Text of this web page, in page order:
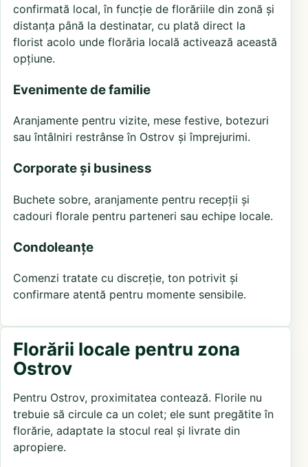
confirmată local, în funcție de florăriile din zonă și
distanța până la destinatar, cu plată direct la
florist acolo unde florăria locală activează această
opțiune.
Evenimente de familie
Aranjamente pentru vizite, mese festive, botezuri
sau întâlniri restrânse în Ostrov și împrejurimi.
Corporate și business
Buchete sobre, aranjamente pentru recepții și
cadouri florale pentru parteneri sau echipe locale.
Condoleanțe
Comenzi tratate cu discreție, ton potrivit și
confirmare atentă pentru momente sensibile.
Florării locale pentru zona
Ostrov
Pentru Ostrov, proximitatea contează. Florile nu
trebuie să circule ca un colet; ele sunt pregătite în
florărie, adaptate la stocul real și livrate din
apropiere.